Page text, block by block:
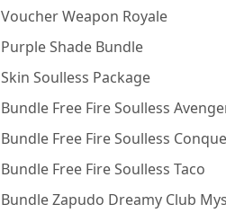
Voucher Weapon Royale
Purple Shade Bundle
Skin Soulless Package
Bundle Free Fire Soulless
Bundle Free Fire Soulless
Bundle Free Fire Soulless Taco
Bundle Zapudo Dreamy Club